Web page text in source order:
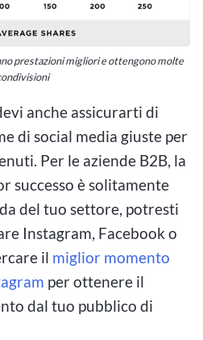
prestazioni migliori e ottengono molte
anche assicurarti di
di social media giuste per
Per le aziende B2B, la
successo è solitamente
del tuo settore, potresti
Instagram, Facebook o
il miglior momento
per ottenere il
dal tuo pubblico di